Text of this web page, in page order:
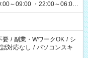
～09:00 ・22:00～06:00
要 / 副業・WワークOK / シ
話対応なし / パソコンスキ